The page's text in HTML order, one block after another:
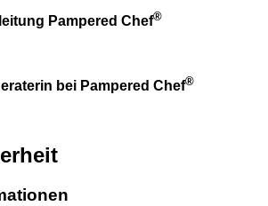
Pampered Chef®
bei Pampered Chef®